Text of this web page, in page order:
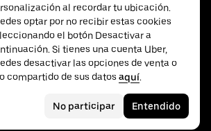
Inc.
al recordar tu ubicación.
optar por no recibir estas cookies
el botón Desactivar a
Si tienes una cuenta Uber,
desactivar las opciones de venta o
compartido de sus datos aquí.
No participar Entendido